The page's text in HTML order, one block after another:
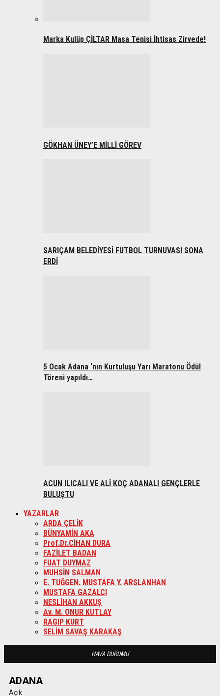
Marka Kulüp ÇİLTAR Masa Tenisi İhtisas Zirvede!
GÖKHAN ÜNEY’E MİLLİ GÖREV
SARIÇAM BELEDİYESİ FUTBOL TURNUVASI SONA
ERDİ
5 Ocak Adana ‘nın Kurtuluşu Yarı Maratonu Ödül
Töreni yapıldı…
ACUN ILICALI VE ALİ KOÇ ADANALI GENÇLERLE
BULUŞTU
YAZARLAR
ARDA ÇELİK
BÜNYAMİN AKA
Prof.Dr.CİHAN DURA
FAZİLET BADAN
FUAT DUYMAZ
MUHSİN SALMAN
E. TUĞGEN. MUSTAFA Y. ARSLANHAN
MUSTAFA GAZALCI
NESLİHAN AKKUŞ
Av. M. ONUR KUTLAY
RAGIP KURT
SELİM SAVAŞ KARAKAŞ
HAVA DURUMU
ADANA
Açık